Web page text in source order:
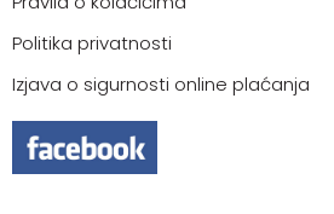
Politika privatnosti
Izjava o sigurnosti online plaćanja